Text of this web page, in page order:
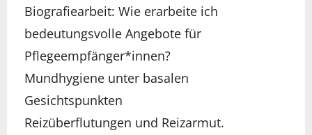
Biografiearbeit: Wie erarbeite ich
bedeutungsvolle Angebote für
Pflegeempfänger*innen?
Mundhygiene unter basalen
Gesichtspunkten
Reizüberflutungen und Reizarmut.